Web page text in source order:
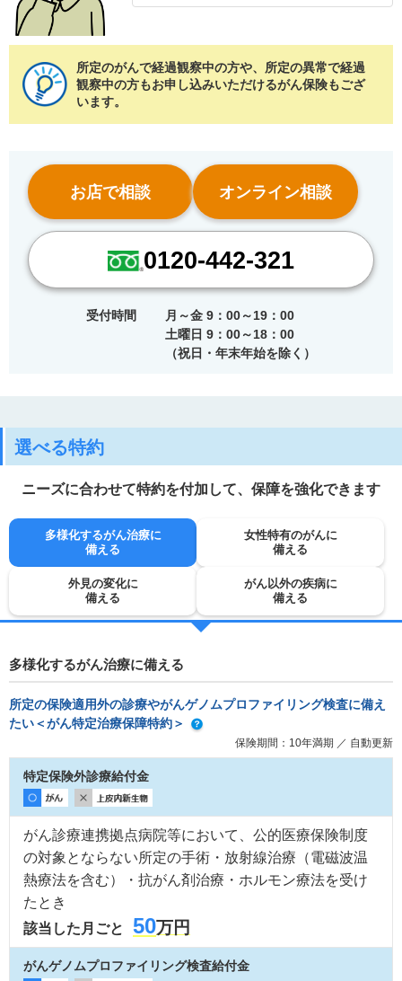
所定のがんで経過観察中の方や、所定の異常で経過
観察中の方もお申し込みいただけるがん保険もござ
います。
お店で相談 オンライン相談
0120-442-321
受付時間
月～金 9：00～19：00
土曜日 9：00～18：00
（祝日・年末年始を除く）
選べる特約
ニーズに合わせて特約を付加して、保障を強化できます
多様化するがん治療に
備える
女性特有のがんに
備える
外見の変化に
備える
がん以外の疾病に
備える
多様化するがん治療に備える
所定の保険適用外の診療やがんゲノムプロファイリング検査に備え
たい＜がん特定治療保障特約＞
保険期間：10年満期 ／ 自動更新
特定保険外診療給付金
がん診療連携拠点病院等において、公的医療保険制度
の対象とならない所定の手術・放射線治療（電磁波温
熱療法を含む）・抗がん剤治療・ホルモン療法を受け
たとき
該当した月ごと
50万円
がんゲノムプロファイリング検査給付金